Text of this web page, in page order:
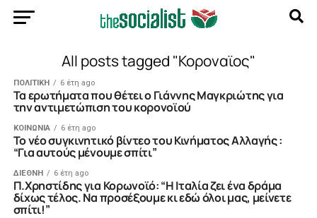
All posts tagged "Κοροναϊος"
ΠΟΛΙΤΙΚΗ 6 έτη ago
Τα ερωτήματα που θέτει ο Γιάννης Μαγκριώτης για
την αντιμετώπιση του κορονοϊού
ΚΟΙΝΩΝΙΑ 6 έτη ago
Το νέο συγκινητικό βίντεο του Κινήματος Αλλαγής :
“Για αυτούς μένουμε σπίτι”
ΔΙΕΘΝΗ 6 έτη ago
Π.Χρηστίδης για Κορωνοϊό: “Η Ιταλία ζει ένα δράμα
δίχως τέλος. Να προσέξουμε κι εδώ όλοι μας, μείνετε
σπίτι!”